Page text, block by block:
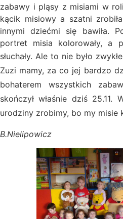
zabawy i pląsy z misiami w
kącik misiowy a szatni
innymi dziećmi się bawiła.
portret misia kolorowały, a
słuchały. Ale to nie było
Zuzi mamy, za co jej bardzo
bohaterem wszystkich
skończył właśnie dziś
urodziny zrobimy, bo my misie
B.Nielipowicz